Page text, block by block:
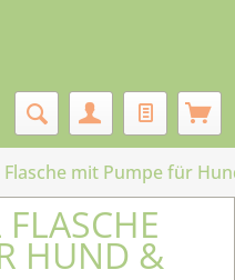
Flasche mit Pumpe für
HUND &